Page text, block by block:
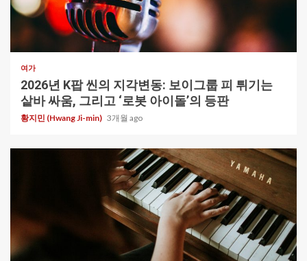
1 min read
여가
2026년 K팝 씬의 지각변동: 보이그룹 피 튀기는
샅바 싸움, 그리고 ‘로봇 아이돌’의 등판
황지민 (Hwang Ji-min) 3개월 ago
1 min read